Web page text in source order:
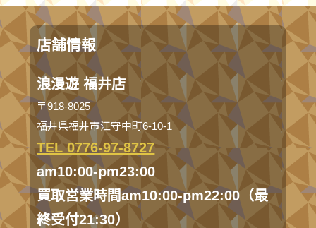
店舗情報
浪漫遊 福井店
〒918-8025
福井県福井市江守中町6-10-1
TEL 0776-97-8727
am10:00-pm23:00
買取営業時間am10:00-pm22:00（最
終受付21:30）